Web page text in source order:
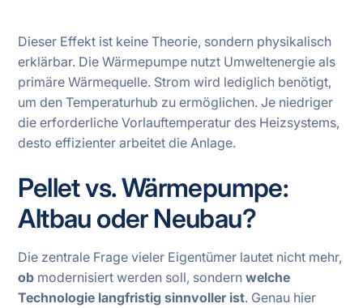
Dieser Effekt ist keine Theorie, sondern physikalisch
erklärbar. Die Wärmepumpe nutzt Umweltenergie als
primäre Wärmequelle. Strom wird lediglich benötigt,
um den Temperaturhub zu ermöglichen. Je niedriger
die erforderliche Vorlauftemperatur des Heizsystems,
desto effizienter arbeitet die Anlage.
Pellet vs. Wärmepumpe:
Altbau oder Neubau?
Die zentrale Frage vieler Eigentümer lautet nicht mehr,
ob modernisiert werden soll, sondernwelche
Technologie langfristig sinnvoller ist. Genau hier